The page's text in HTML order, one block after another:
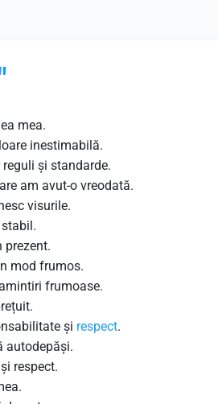
mea.
inestimabilă.
și standarde.
am avut-o vreodată.
visurile.
prezent.
mod frumos.
frumoase.
și respect.
autodepăși.
respect.